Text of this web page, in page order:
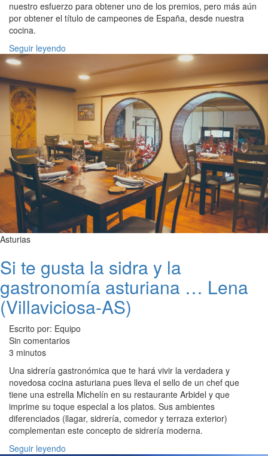
nuestro esfuerzo para obtener uno de los premios, pero más aún
por obtener el título de campeones de España, desde nuestra
cocina.
Seguir leyendo
Asturias
Si te gusta la sidra y la
gastronomía asturiana … Lena
(Villaviciosa-AS)
Escrito por: Equipo
Sin comentarios
3 minutos
Una sidrería gastronómica que te hará vivir la verdadera y
novedosa cocina asturiana pues lleva el sello de un chef que
tiene una estrella Michelín en su restaurante Arbidel y que
imprime su toque especial a los platos. Sus ambientes
diferenciados (llagar, sidrería, comedor y terraza exterior)
complementan este concepto de sidrería moderna.
Seguir leyendo